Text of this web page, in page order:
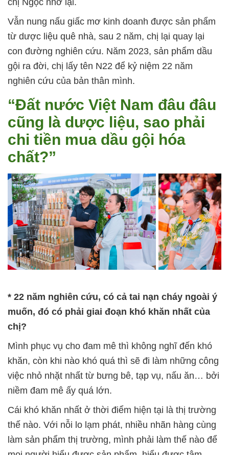
chị Ngọc nhớ lại.
Vẫn nung nấu giấc mơ kinh doanh được sản phẩm
từ dược liệu quê nhà, sau 2 năm, chị lại quay lại
con đường nghiên cứu. Năm 2023, sản phẩm dầu
gội ra đời, chị lấy tên N22 để kỷ niệm 22 năm
nghiên cứu của bản thân mình.
“Đất nước Việt Nam đâu đâu
cũng là dược liệu, sao phải
chi tiền mua dầu gội hóa
chất?”
* 22 năm nghiên cứu, có cả tai nạn cháy ngoài ý
muốn, đó có phải giai đoạn khó khăn nhất của
chị?
Mình phục vụ cho đam mê thì không nghĩ đến khó
khăn, còn khi nào khó quá thì sẽ đi làm những công
việc nhỏ nhặt nhất từ bưng bê, tạp vụ, nấu ăn… bởi
niềm đam mê ấy quá lớn.
Cái khó khăn nhất ở thời điểm hiện tại là thị trường
thế nào. Với nỗi lo lạm phát, nhiều nhãn hàng cùng
làm sản phẩm thị trường, mình phải làm thế nào để